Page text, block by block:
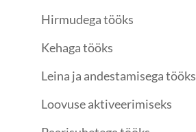
Hirmudega tööks
Kehaga tööks
Leina ja andestamisega tööks
Loovuse aktiveerimiseks